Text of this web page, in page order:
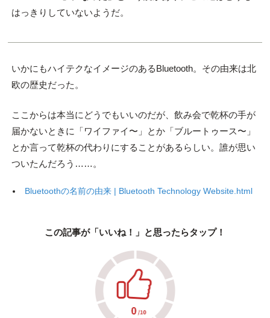
はっきりしていないようだ。
いかにもハイテクなイメージのあるBluetooth。その由来は北
欧の歴史だった。
ここからは本当にどうでもいいのだが、飲み会で乾杯の手が
届かないときに「ワイファイ〜」とか「ブルートゥース〜」
とか言って乾杯の代わりにすることがあるらしい。誰が思い
ついたんだろう……。
Bluetoothの名前の由来 | Bluetooth Technology Website.html
この記事が「いいね！」と思ったらタップ！